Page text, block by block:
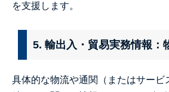
を支援します。
5. 輸出入・貿易実務情報：
具体的な物流や通関（またはサービ